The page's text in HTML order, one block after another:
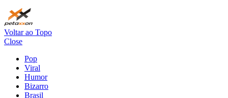
Voltar ao Topo
Close
Pop
Viral
Humor
Bizarro
Brasil